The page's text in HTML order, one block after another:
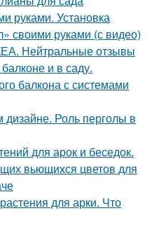
руками. Установка
своими руками (с видео)
Нейтральные отзывы
и в саду.
балкона с системами
Роль перголы в
для арок и беседок.
вьющихся цветов для
для арки. Что